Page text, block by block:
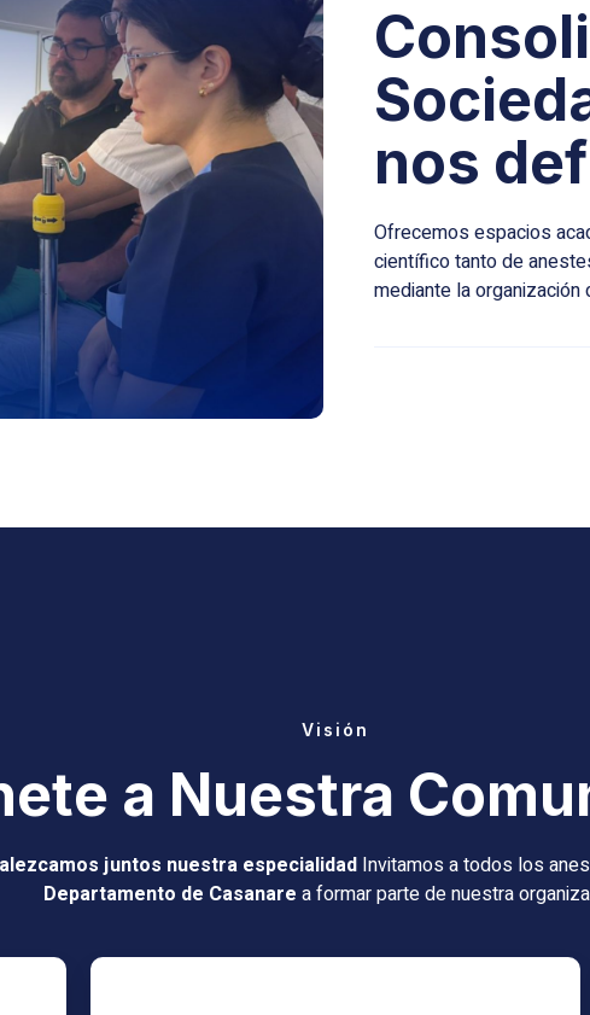
nos
Ofrecemos espacios
científico tanto de
mediante la
Visión
a Nuestra
juntos nuestra especialidadInvitamos a todos los
Departamento de Casanare a formar parte de nuestra